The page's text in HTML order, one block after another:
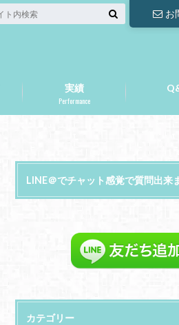
お
実績
Performance
LINE＠でチャット感覚で質問出来
カテゴリー